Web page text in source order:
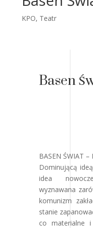
KPO, Teatr
Basen
BASEN ŚWIAT –
Dominującą
idea
wyznawana
komunizm
stanie
co materialne